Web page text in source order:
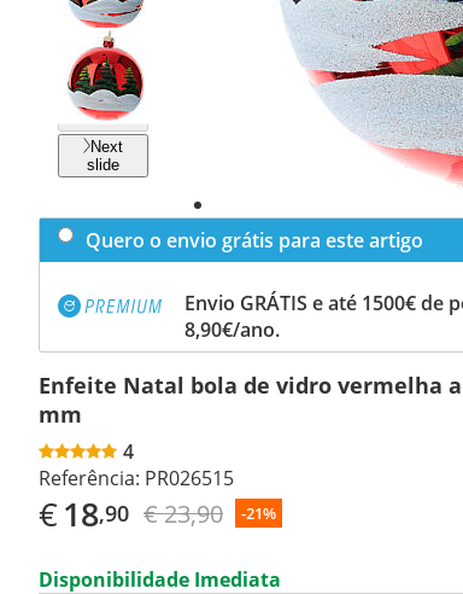
Previous
slide
Next
slide
Quero o envio grátis para este artigo
Envio GRÁTIS e até 1500€ de
8,90€/ano.
Enfeite Natal bola de vidro vermelha
mm
4
Referência: PR026515
€18,90 € 23,90 -21%
Disponibilidade Imediata